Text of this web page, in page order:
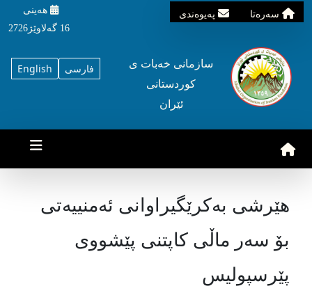
سه‌ره‌تا په‌یوه‌ندی
هه‌ینی
16 گه‌لاوێژ2726
English فارسی
سازمانی خه‌بات ی
کوردستانی
ئێران
هێرشی بەکرێگیراوانی ئەمنییه‌تی
بۆ سەر ماڵی کاپتنی پێشووی
پێرسپولیس